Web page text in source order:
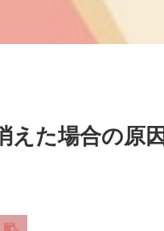
えた場合の原因